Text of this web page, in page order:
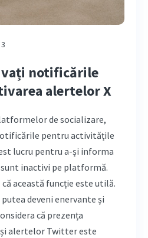
notificările
alertelor X
de socializare,
pentru activitățile
lucru pentru a-și informa
inactivi pe platformă.
această funcție este utilă.
deveni enervante și
că prezența
alertelor Twitter este